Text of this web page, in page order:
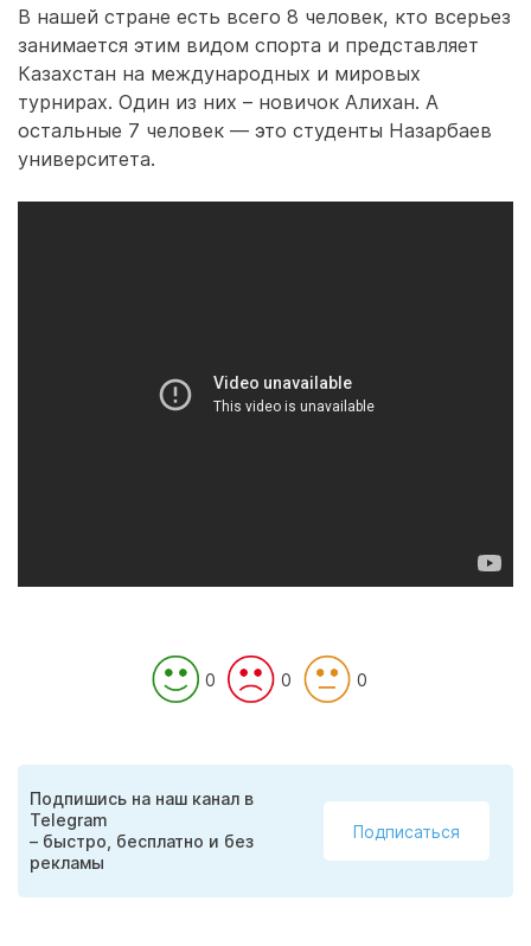
В нашей стране есть всего 8 человек, кто всерьез
занимается этим видом спорта и представляет
Казахстан на международных и мировых
турнирах. Один из них – новичок Алихан. А
остальные 7 человек — это студенты Назарбаев
университета.
0 0 0
Подпишись на наш канал в
Telegram
– быстро, бесплатно и без
рекламы
Подписаться